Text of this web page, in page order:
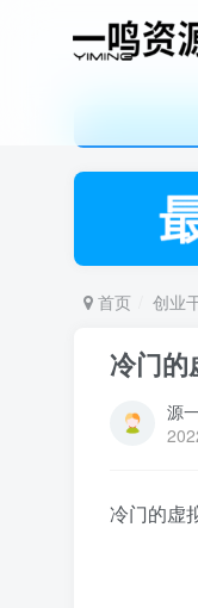
首页 创业
冷门的
源
冷门的虚